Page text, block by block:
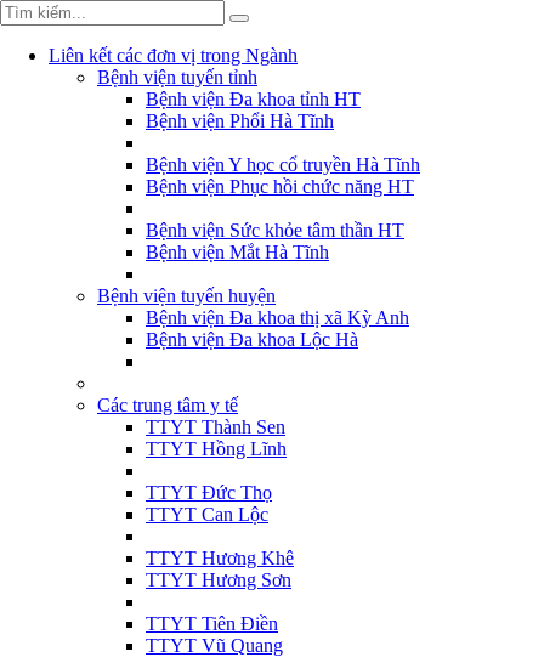
Liên kết các đơn vị trong Ngành
Bệnh viện tuyến tỉnh
Bệnh viện Đa khoa tỉnh HT
Bệnh viện Phổi Hà Tĩnh
Bệnh viện Y học cổ truyền Hà Tĩnh
Bệnh viện Phục hồi chức năng HT
Bệnh viện Sức khỏe tâm thần HT
Bệnh viện Mắt Hà Tĩnh
Bệnh viện tuyến huyện
Bệnh viện Đa khoa thị xã Kỳ Anh
Bệnh viện Đa khoa Lộc Hà
Các trung tâm y tế
TTYT Thành Sen
TTYT Hồng Lĩnh
TTYT Đức Thọ
TTYT Can Lộc
TTYT Hương Khê
TTYT Hương Sơn
TTYT Tiên Điền
TTYT Vũ Quang